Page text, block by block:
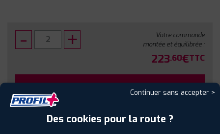
Votre commande
montée et équilibrée :
223.60€TTC
Sous réserve de disponibilité en agence
Continuer sans accepter >
Des cookies pour la route ?